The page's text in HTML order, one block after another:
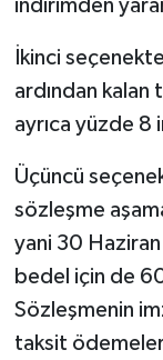
indirimden
İkinci
ardından
ayrıca yüzde 8
Üçüncü
sözleşme
yani 30
bedel için de
Sözleşmenin
taksit